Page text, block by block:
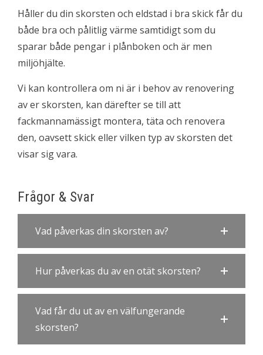
Håller du din skorsten och eldstad i bra skick får du
både bra och pålitlig värme samtidigt som du
sparar både pengar i plånboken och är men
miljöhjälte.
Vi kan kontrollera om ni är i behov av renovering
av er skorsten, kan därefter se till att
fackmannamässigt montera, täta och renovera
den, oavsett skick eller vilken typ av skorsten det
visar sig vara.
Frågor & Svar
Vad påverkas din skorsten av?
Hur påverkas du av en otät skorsten?
Vad får du ut av en välfungerande
skorsten?